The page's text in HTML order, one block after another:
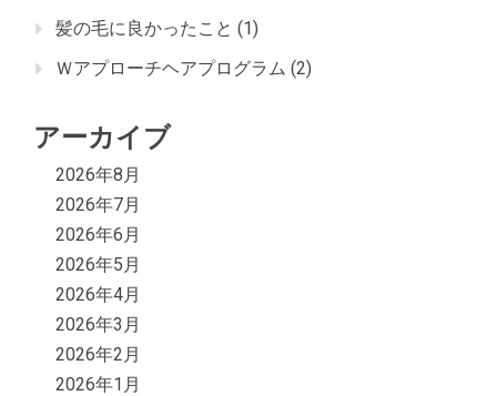
髪の毛に良かったこと (1)
Ｗアプローチヘアプログラム (2)
アーカイブ
2026年8月
2026年7月
2026年6月
2026年5月
2026年4月
2026年3月
2026年2月
2026年1月